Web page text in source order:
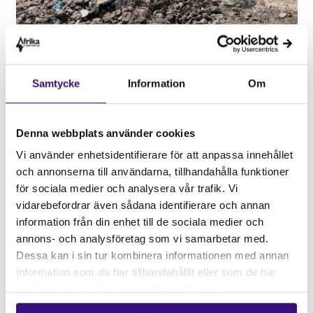
Samtycke Information Om
Denna webbplats använder cookies
Vi använder enhetsidentifierare för att anpassa innehållet
och annonserna till användarna, tillhandahålla funktioner
för sociala medier och analysera vår trafik. Vi
vidarebefordrar även sådana identifierare och annan
information från din enhet till de sociala medier och
annons- och analysföretag som vi samarbetar med.
Dessa kan i sin tur kombinera informationen med annan
information som du har tillhandahållit eller som de har
Bild på Noxolo och en av odlingarna.Foto: SPP
Ur utmaningarna växer hopp
Surplus People Project (SPP)
arbetar i Sydafrika för
att främja agroekologi och matsuveränitet, och
förespråkar lantarbetares rättigheter. Genom
utbildningar och stöd av SPP har Noxolo kunnat
skapa förutsättningar som möjliggör hennes
odlingar. Hon har fått hjälp att anpassa sig till en svår
miljö som kräver både uthållighet och
kreativitet. Tack vare givare som du möjliggörs det
långsiktiga arbetet för ett tryggt och hållbart jordbruk